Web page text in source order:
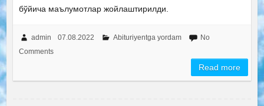
бўйича маълумотлар жойлаштирилди.
admin 07.08.2022 Abituriyentga yordam
No
Comments
Read more